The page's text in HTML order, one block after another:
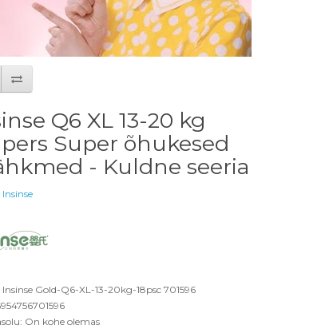
Q6 XL 13-20 kg
Super õhukesed
- Kuldne seeria
Insinse
Insinse Gold-Q6-XL-13-20kg-18psc 701596
On kohe olemas